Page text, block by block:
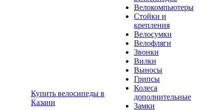
Купить велосипеды в
Казани
Велокомпьютеры
Стойки и
крепления
Велосумки
Велофляги
Звонки
Вилки
Выносы
Грипсы
Колеса
дополнительные
Замки